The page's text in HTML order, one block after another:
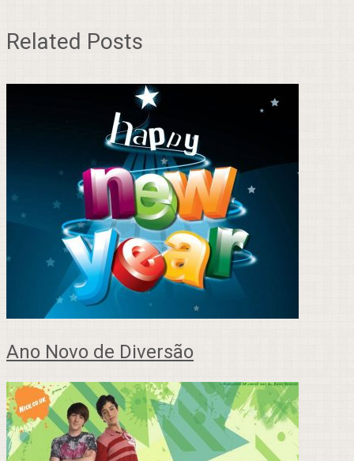
Related Posts
Ano Novo de Diversão